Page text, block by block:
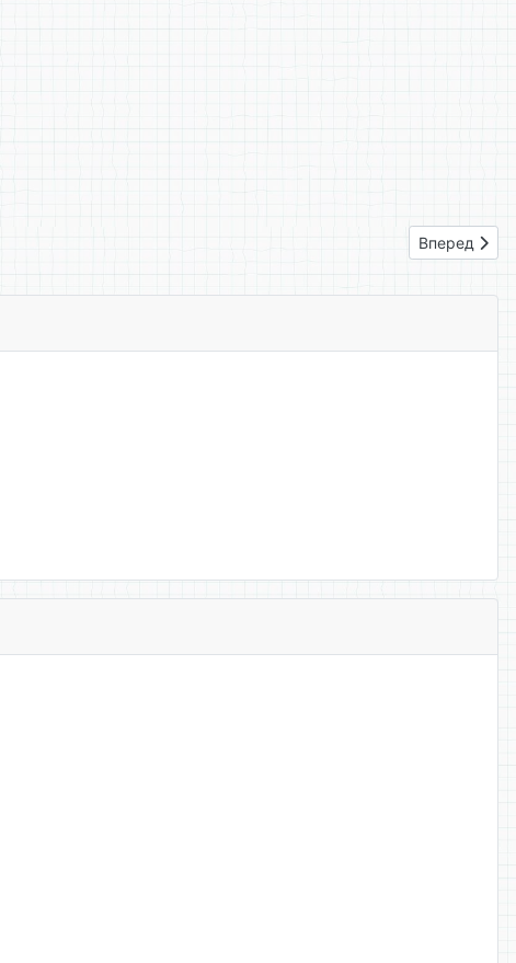
Следующий:
Вперед